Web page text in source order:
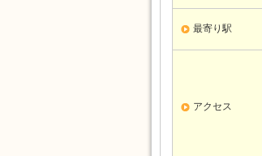
最寄り駅
アクセス